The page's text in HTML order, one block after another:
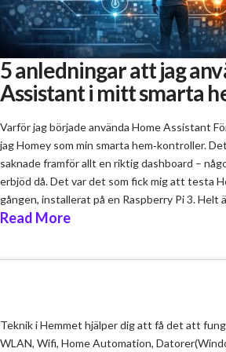
5 anledningar att jag
Assistant i mitt smarta
Varför jag började använda Home Assistant
jag Homey som min smarta hem‑kontroller.
saknade framför allt en riktig dashboard –
erbjöd då. Det var det som fick mig att testa
gången, installerat på en Raspberry Pi 3. Helt
Read More
Teknik i Hemmet hjälper dig att få det att
WLAN, Wifi, Home Automation,